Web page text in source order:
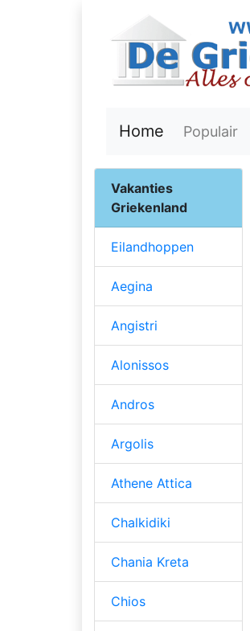
Home Populair
Vakanties
Griekenland
Eilandhoppen
Aegina
Angistri
Alonissos
Andros
Argolis
Athene Attica
Chalkidiki
Chania Kreta
Chios